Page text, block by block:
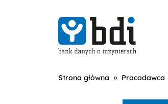
Strona główna » Pracodawca